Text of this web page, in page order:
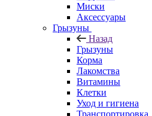
Миски
Аксессуары
Грызуны
Назад
Грызуны
Корма
Лакомства
Витамины
Клетки
Уход и гигиена
Транспортировка